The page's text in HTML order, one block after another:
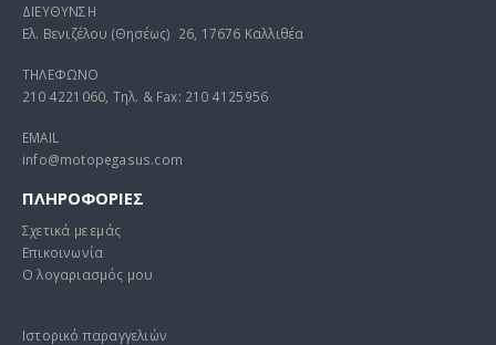
ΔΙΕΥΘΥΝΣΗ
Ελ. Βενιζέλου (Θησέως) 26, 17676 Καλλιθέα
ΤΗΛΕΦΩΝΟ
210 4221060, Τηλ. & Fax: 210 4125956
EMAIL
info@motopegasus.com
ΠΛΗΡΟΦΟΡΙΕΣ
Σχετικά με εμάς
Επικοινωνία
Ο λογαριασμός μου
Ιστορικό παραγγελιών